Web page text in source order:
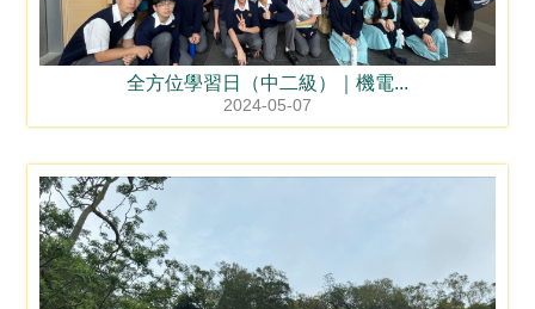
全方位學習日（中二級）｜機電...
2024-05-07